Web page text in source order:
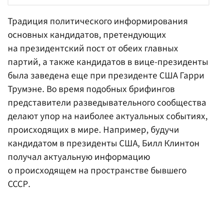
Традиция политического информирования
основных кандидатов, претендующих
на президентский пост от обеих главных
партий, а также кандидатов в вице-президенты
была заведена еще при президенте США Гарри
Трумэне. Во время подобных брифингов
представители разведывательного сообщества
делают упор на наиболее актуальных событиях,
происходящих в мире. Например, будучи
кандидатом в президенты США, Билл Клинтон
получал актуальную информацию
о происходящем на пространстве бывшего
СССР.